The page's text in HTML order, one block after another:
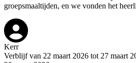
groepsmaaltijden, en we vonden het
Kerr
Verblijf van 22 maart 2026 tot 27 maart